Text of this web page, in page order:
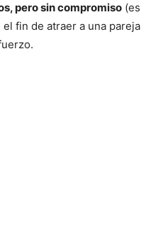
pero sin compromiso (es
fin de atraer a una pareja